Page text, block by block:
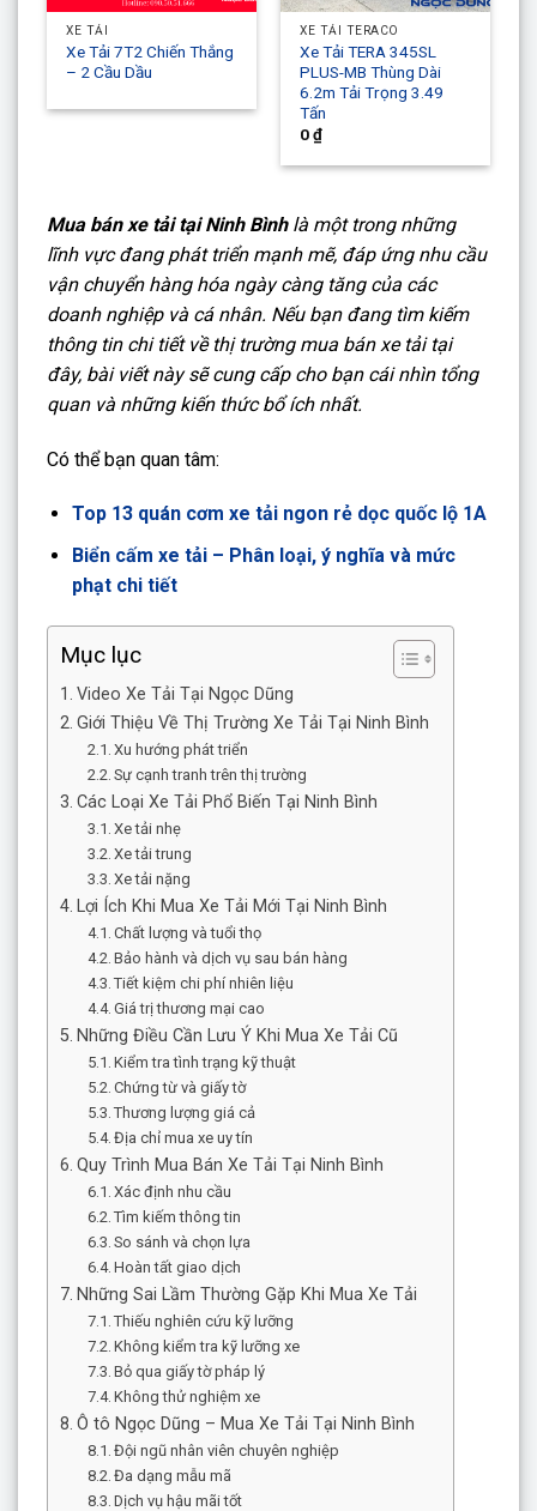
XE TẢI
Xe Tải 7T2 Chiến Thắng
– 2 Cầu Dầu
XE TẢI TERACO
Xe Tải TERA 345SL
PLUS-MB Thùng Dài
6.2m Tải Trọng 3.49
Tấn
0₫
Mua bán xe tải tại Ninh Bìnhlà một trong những
lĩnh vực đang phát triển mạnh mẽ, đáp ứng nhu cầu
vận chuyển hàng hóa ngày càng tăng của các
doanh nghiệp và cá nhân. Nếu bạn đang tìm kiếm
thông tin chi tiết về thị trường mua bán xe tải tại
đây, bài viết này sẽ cung cấp cho bạn cái nhìn tổng
quan và những kiến thức bổ ích nhất.
Có thể bạn quan tâm:
Top 13 quán cơm xe tải ngon rẻ dọc quốc lộ 1A
Biển cấm xe tải – Phân loại, ý nghĩa và mức
phạt chi tiết
Mục lục
Video Xe Tải Tại Ngọc Dũng
Giới Thiệu Về Thị Trường Xe Tải Tại Ninh Bình
Xu hướng phát triển
Sự cạnh tranh trên thị trường
Các Loại Xe Tải Phổ Biến Tại Ninh Bình
Xe tải nhẹ
Xe tải trung
Xe tải nặng
Lợi Ích Khi Mua Xe Tải Mới Tại Ninh Bình
Chất lượng và tuổi thọ
Bảo hành và dịch vụ sau bán hàng
Tiết kiệm chi phí nhiên liệu
Giá trị thương mại cao
Những Điều Cần Lưu Ý Khi Mua Xe Tải Cũ
Kiểm tra tình trạng kỹ thuật
Chứng từ và giấy tờ
Thương lượng giá cả
Địa chỉ mua xe uy tín
Quy Trình Mua Bán Xe Tải Tại Ninh Bình
Xác định nhu cầu
Tìm kiếm thông tin
So sánh và chọn lựa
Hoàn tất giao dịch
Những Sai Lầm Thường Gặp Khi Mua Xe Tải
Thiếu nghiên cứu kỹ lưỡng
Không kiểm tra kỹ lưỡng xe
Bỏ qua giấy tờ pháp lý
Không thử nghiệm xe
Ô tô Ngọc Dũng – Mua Xe Tải Tại Ninh Bình
Đội ngũ nhân viên chuyên nghiệp
Đa dạng mẫu mã
Dịch vụ hậu mãi tốt